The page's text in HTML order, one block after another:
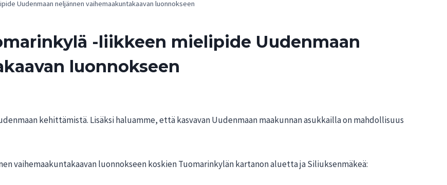
Uudenmaan neljännen vaihemaakuntakaavan luonnokseen
-liikkeen mielipide Uudenmaan
luonnokseen
kehittämistä. Lisäksi haluamme, että kasvavan Uudenmaan maakunnan asukkailla on mahdollisuus
vaihemaakuntakaavan luonnokseen koskien Tuomarinkylän kartanon aluetta ja Siliuksenmäkeä: